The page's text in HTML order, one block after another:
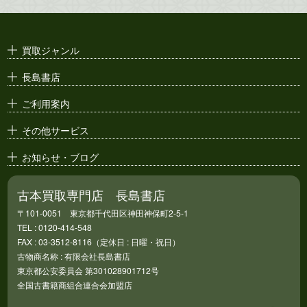
買取ジャンル
長島書店
ご利用案内
その他サービス
お知らせ・ブログ
古本買取専門店 長島書店
〒101-0051 東京都千代田区神田神保町2-5-1
TEL : 0120-414-548
FAX : 03-3512-8116（定休日 : 日曜・祝日）
古物商名称 : 有限会社長島書店
東京都公安委員会 第301028901712号
全国古書籍商組合連合会加盟店